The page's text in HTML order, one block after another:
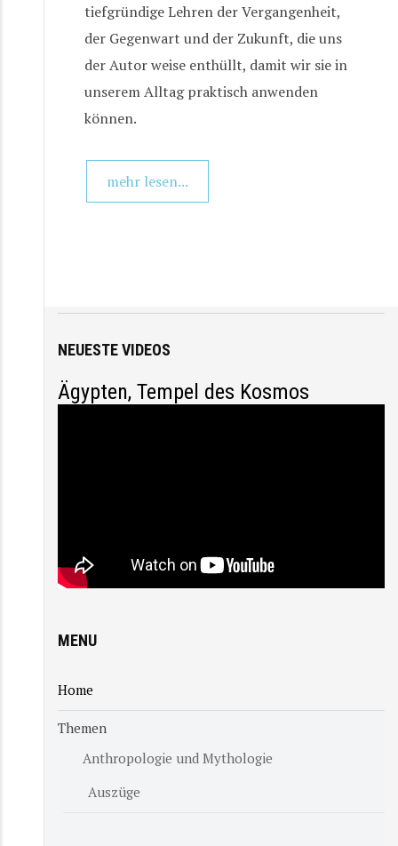
tiefgründige Lehren der Vergangenheit,
der Gegenwart und der Zukunft, die uns
der Autor weise enthüllt, damit wir sie in
unserem Alltag praktisch anwenden
können.
mehr lesen...
NEUESTE VIDEOS
Ägypten, Tempel des Kosmos
MENU
Home
Themen
Anthropologie und Mythologie
Auszüge